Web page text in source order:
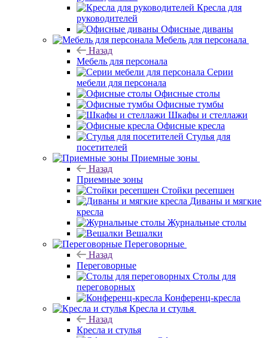
Кресла для
руководителей
Офисные диваны
Мебель для персонала
Назад
Мебель для персонала
Серии
мебели для персонала
Офисные столы
Офисные тумбы
Шкафы и стеллажи
Офисные кресла
Стулья для
посетителей
Приемные зоны
Назад
Приемные зоны
Стойки ресепшен
Диваны и мягкие
кресла
Журнальные столы
Вешалки
Переговорные
Назад
Переговорные
Столы для
переговорных
Конференц-кресла
Кресла и стулья
Назад
Кресла и стулья